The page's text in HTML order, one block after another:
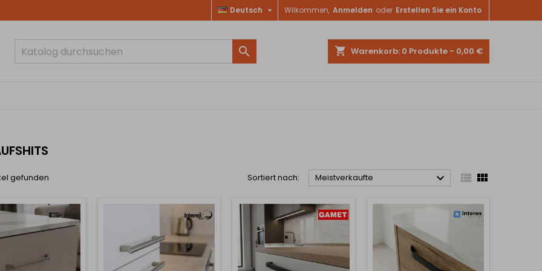
Wilkommen, Anmelden oder Erstellen Sie ein Konto
Deutsch 
shopping_cart Warenkorb: 0 Produkte - 0,00 €

gefunden Sortiert nach: Meistverkaufte   